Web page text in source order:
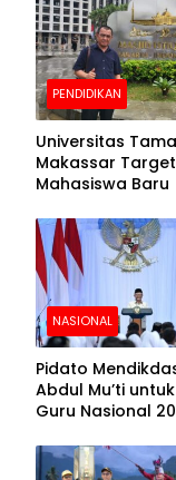
PENDIDIKAN
Universitas
Makassar
Mahasiswa Baru
NASIONAL
Pidato
Abdul Mu’ti
Guru Nasional